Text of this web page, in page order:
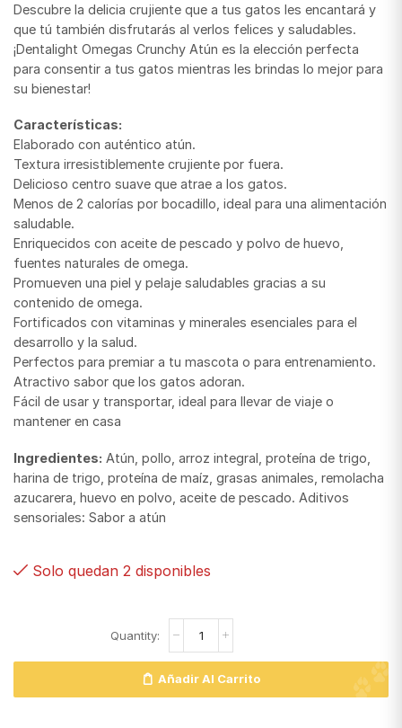
Descubre la delicia crujiente que a tus gatos les encantará y
que tú también disfrutarás al verlos felices y saludables.
¡Dentalight Omegas Crunchy Atún es la elección perfecta
para consentir a tus gatos mientras les brindas lo mejor para
su bienestar!
Características:
Elaborado con auténtico atún.
Textura irresistiblemente crujiente por fuera.
Delicioso centro suave que atrae a los gatos.
Menos de 2 calorías por bocadillo, ideal para una alimentación
saludable.
Enriquecidos con aceite de pescado y polvo de huevo,
fuentes naturales de omega.
Promueven una piel y pelaje saludables gracias a su
contenido de omega.
Fortificados con vitaminas y minerales esenciales para el
desarrollo y la salud.
Perfectos para premiar a tu mascota o para entrenamiento.
Atractivo sabor que los gatos adoran.
Fácil de usar y transportar, ideal para llevar de viaje o
mantener en casa
Ingredientes: Atún, pollo, arroz integral, proteína de trigo,
harina de trigo, proteína de maíz, grasas animales, remolacha
azucarera, huevo en polvo, aceite de pescado. Aditivos
sensoriales: Sabor a atún
Solo quedan 2 disponibles
Añadir Al Carrito